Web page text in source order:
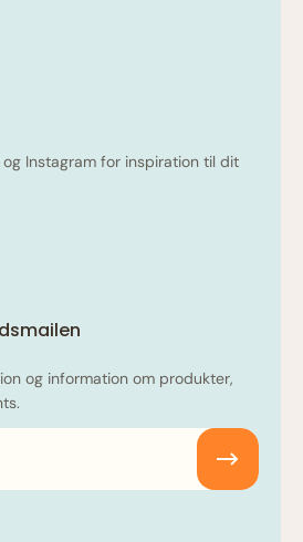
og Instagram for inspiration til dit
og information om produkter,